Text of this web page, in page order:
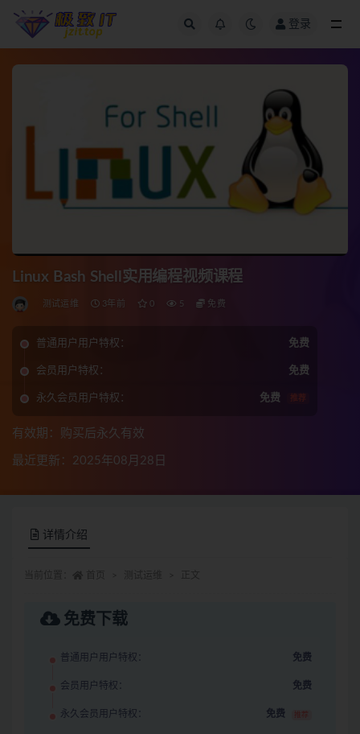
登录
Linux Bash Shell实用编程视频课程
测试运维 3年前 0 5 免费
普通用户用户特权： 免费
会员用户特权： 免费
永久会员用户特权： 免费 推荐
有效期：购买后永久有效
最近更新：2025年08月28日
详情介绍
免费下载
普通用户用户特权： 免费
会员用户特权： 免费
永久会员用户特权： 免费 推荐